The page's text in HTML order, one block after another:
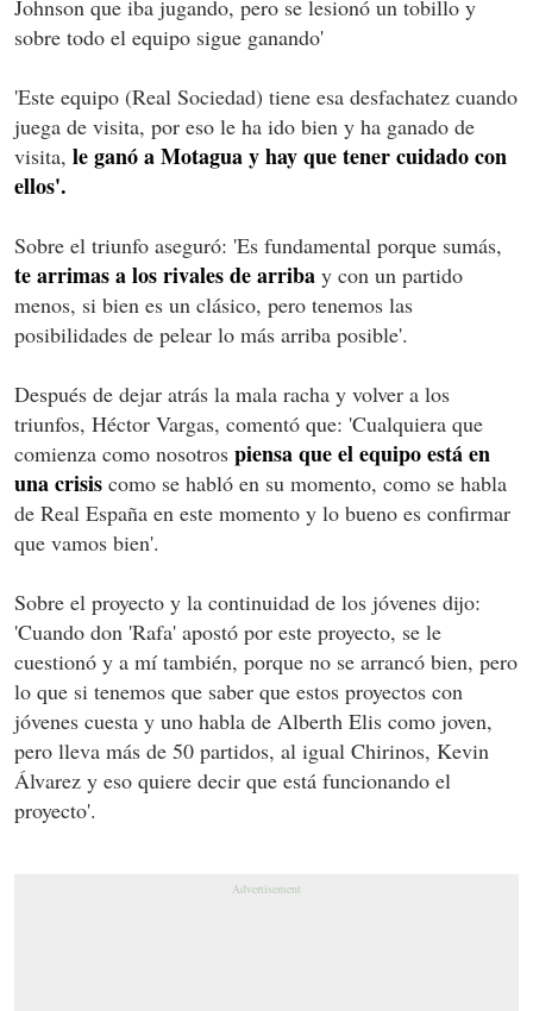
Johnson que iba jugando, pero se lesionó un tobillo y
sobre todo el equipo sigue ganando'
'Este equipo (Real Sociedad) tiene esa desfachatez cuando
juega de visita, por eso le ha ido bien y ha ganado de
visita, le ganó a Motagua y hay que tener cuidado con
ellos'.
Sobre el triunfo aseguró: 'Es fundamental porque sumás,
te arrimas a los rivales de arriba y con un partido
menos, si bien es un clásico, pero tenemos las
posibilidades de pelear lo más arriba posible'.
Después de dejar atrás la mala racha y volver a los
triunfos, Héctor Vargas, comentó que: 'Cualquiera que
comienza como nosotros piensa que el equipo está en
una crisis como se habló en su momento, como se habla
de Real España en este momento y lo bueno es confirmar
que vamos bien'.
Sobre el proyecto y la continuidad de los jóvenes dijo:
'Cuando don 'Rafa' apostó por este proyecto, se le
cuestionó y a mí también, porque no se arrancó bien, pero
lo que si tenemos que saber que estos proyectos con
jóvenes cuesta y uno habla de Alberth Elis como joven,
pero lleva más de 50 partidos, al igual Chirinos, Kevin
Álvarez y eso quiere decir que está funcionando el
proyecto'.